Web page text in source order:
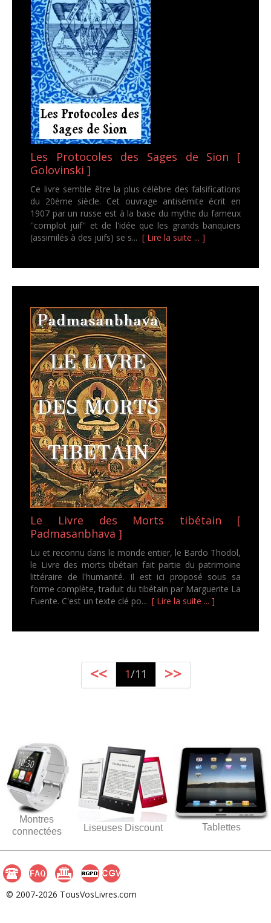
Les Protocoles des Sages de Sion [
Golovinski ]
Ce livre semble être la plus célèbre des falsifications
du 20ème siècle. Cet ouvrage antisémite écrit en
1907 par un russe est à la base du mythe du fameux
''complot juif'' et de l'idée que les grands banquiers
(assimilés à des juifs) se s... [ Lire la suite ... ]
Le Livre des Morts tibétain [
Padmasanbhava ]
Lu et reconnu dans le monde entier, le Bardo Thodol,
le Livre des morts tibétain fait partie du patrimoine
littéraire de l'humanité. Il est ici proposé sous sa
forme complète, traduit du tibétain par Marguerite La
Fuente. C'est un texte clé po... [ Lire la suite ... ]
<< 1/11 >>
Montres
connectées
Liseuses Discount Tablettes
© 2007-2026 TousVosLivres.com